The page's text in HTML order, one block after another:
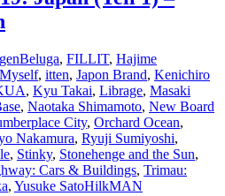
Beluga, FILLIT, Hajime
, itten, Japon Brand, Kenichiro
, Kyu Takai, Librage, Masaki
, Naotaka Shimamoto, New Board
City, Orchard Ocean,
Nakamura, Ryuji Sumiyoshi,
, Stinky, Stonehenge and the Sun,
Cars & Buildings, Trimau:
, Yusuke SatoHilkMAN